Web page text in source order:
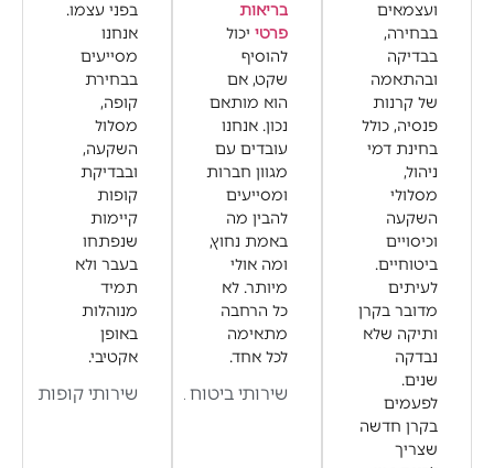
ועצמאים
בבחירה,
בבדיקה
ובהתאמה
של קרנות
פנסיה, כולל
בחינת דמי
ניהול,
מסלולי
השקעה
וכיסויים
ביטוחיים.
לעיתים
מדובר בקרן
ותיקה שלא
נבדקה
שנים.
לפעמים
בקרן חדשה
שצריך
בריאות
פרטי יכול
להוסיף
שקט, אם
הוא מותאם
נכון. אנחנו
עובדים עם
מגוון חברות
ומסייעים
להבין מה
באמת נחוץ,
ומה אולי
מיותר. לא
כל הרחבה
מתאימה
לכל אחד.
שירותי ביטוח בריאות
בפני עצמו.
אנחנו
מסייעים
בבחירת
קופה,
מסלול
השקעה,
ובבדיקת
קופות
קיימות
שנפתחו
בעבר ולא
תמיד
מנוהלות
באופן
אקטיבי.
שירותי קופות גמל